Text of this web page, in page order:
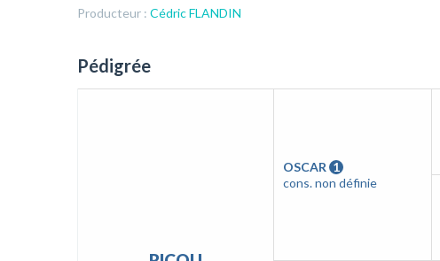
Producteur : Cédric FLANDIN
Pédigrée
OSCAR 1
cons. non définie